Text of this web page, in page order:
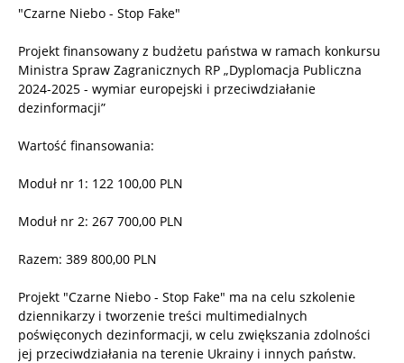
"Czarne Niebo - Stop Fake"
Projekt finansowany z budżetu państwa w ramach konkursu
Ministra Spraw Zagranicznych RP „Dyplomacja Publiczna
2024-2025 - wymiar europejski i przeciwdziałanie
dezinformacji”
Wartość finansowania:
Moduł nr 1: 122 100,00 PLN
Moduł nr 2: 267 700,00 PLN
Razem: 389 800,00 PLN
Projekt "Czarne Niebo - Stop Fake" ma na celu szkolenie
dziennikarzy i tworzenie treści multimedialnych
poświęconych dezinformacji, w celu zwiększania zdolności
jej przeciwdziałania na terenie Ukrainy i innych państw.